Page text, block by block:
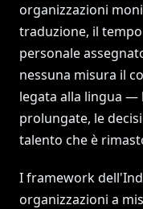
organizzazioni
traduzione, il
personale
nessuna misura il
legata alla lingua —
prolungate, le
talento che è
I framework
organizzazioni a